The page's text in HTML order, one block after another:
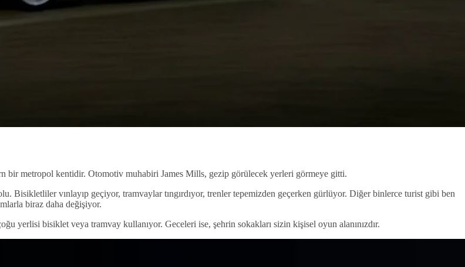
metropol kentidir. Otomotiv muhabiri James Mills, gezip görülecek yerleri görmeye gitti.
Bisikletliler vınlayıp geçiyor, tramvaylar tıngırdıyor, trenler tepemizden geçerken gürlüyor. Diğer binlerce turist gibi ben
biraz daha değişiyor.
yerlisi bisiklet veya tramvay kullanıyor. Geceleri ise, şehrin sokakları sizin kişisel oyun alanınızdır.